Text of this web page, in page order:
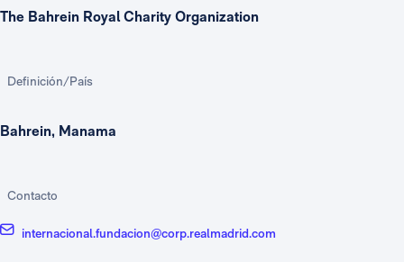
The Bahrein Royal Charity Organization
Definición/País
Bahrein, Manama
Contacto
internacional.fundacion@corp.realmadrid.com